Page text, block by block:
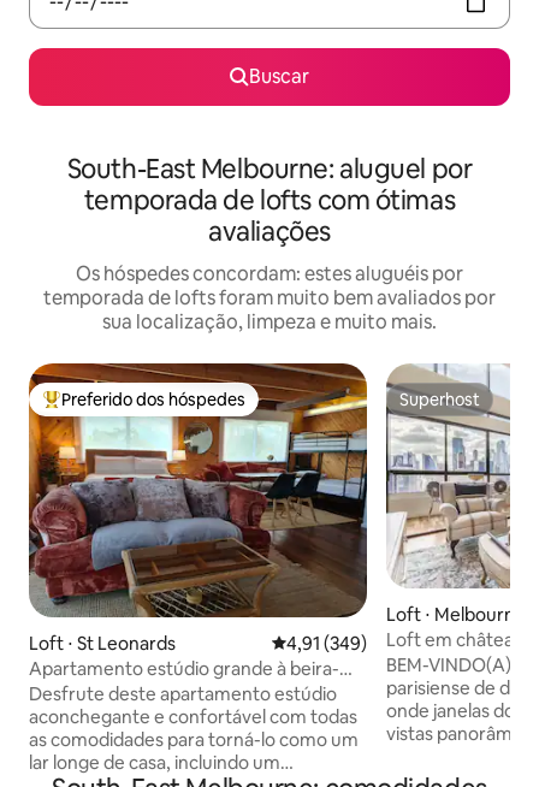
Buscar
South-East Melbourne: aluguel por
temporada de lofts com ótimas
avaliações
Os hóspedes concordam: estes aluguéis por
temporada de lofts foram muito bem avaliados por
sua localização, limpeza e muito mais.
Entre os melhores preferidos dos hóspedes
Preferido dos hóspedes
Loft ⋅ St Leonards 4,91 de uma avaliação média de
4,91 (349)
Apartamento estúdio grande à beira-
mar
Desfrute deste apartamento estúdio
aconchegante e confortável com todas
as comodidades para torná-lo como um
lar longe de casa, incluindo um
Superhost
Superhost
Loft ⋅ Melbourne
Loft em château
andares com
BEM-VINDO(A) À
parisiense de dois
onde janelas do
vistas
pareça